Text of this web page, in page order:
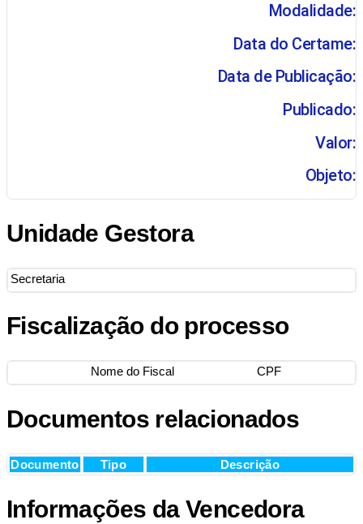
Modalidade:
Data do Certame:
Data de Publicação:
Publicado:
Valor:
Objeto:
Unidade Gestora
Secretaria
Fiscalização do processo
Nome do Fiscal CPF
Documentos relacionados
Documento Tipo Descrição
Informações da Vencedora